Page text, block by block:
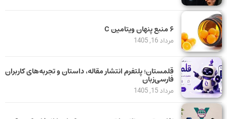
۶ منبع پنهان ویتامین C
مرداد 16, 1405
قلمستان؛ پلتفرم انتشار مقاله، داستان و تجربه‌های کاربران
فارسی‌زبان
مرداد 15, 1405